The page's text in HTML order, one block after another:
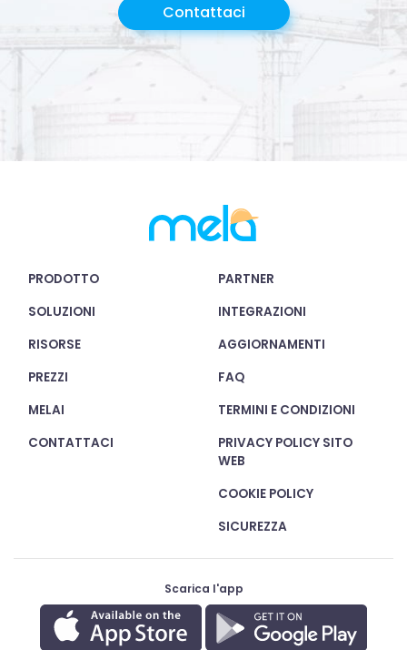
Contattaci
PRODOTTO
SOLUZIONI
RISORSE
PREZZI
MELAI
CONTATTACI
PARTNER
INTEGRAZIONI
AGGIORNAMENTI
FAQ
TERMINI E CONDIZIONI
PRIVACY POLICY SITO
WEB
COOKIE POLICY
SICUREZZA
Scarica l'app